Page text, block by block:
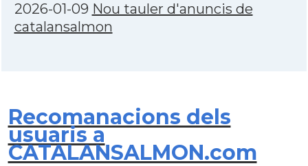
2026-01-09 Nou tauler d'anuncis de
catalansalmon
Recomanacions dels
usuaris a
CATALANSALMON.com